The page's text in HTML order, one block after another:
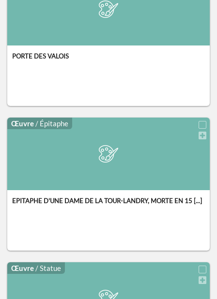
PORTE DES VALOIS
Œuvre / Épitaphe
EPITAPHE D'UNE DAME DE LA TOUR-LANDRY, MORTE EN 15 [...]
Œuvre / Statue